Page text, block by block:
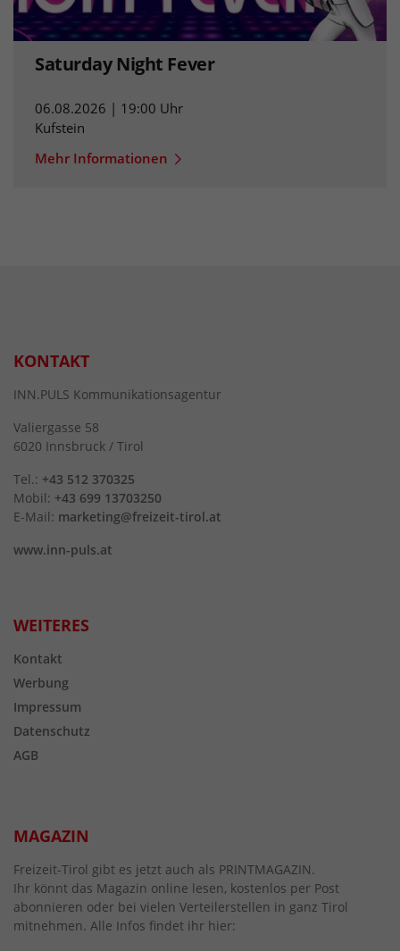
Saturday Night Fever
06.08.2026 | 19:00 Uhr
Kufstein
Mehr Informationen
KONTAKT
INN.PULS Kommunikationsagentur
Valiergasse 58
6020 Innsbruck / Tirol
Tel.: +43 512 370325
Mobil: +43 699 13703250
E-Mail: marketing@freizeit-tirol.at
www.inn-puls.at
WEITERES
Kontakt
Werbung
Impressum
Datenschutz
AGB
MAGAZIN
Freizeit-Tirol gibt es jetzt auch als PRINTMAGAZIN.
Ihr könnt das Magazin online lesen, kostenlos per Post
abonnieren oder bei vielen Verteilerstellen in ganz Tirol
mitnehmen. Alle Infos findet ihr hier: